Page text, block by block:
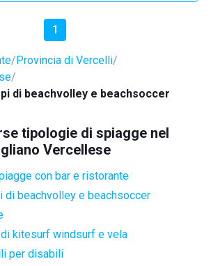
1
Provincia di Vercelli
di beachvolley e beachsoccer
tipologie di spiagge nel
Vercellese
con bar e ristorante
di beachvolley e beachsoccer
kitesurf windsurf e vela
per disabili